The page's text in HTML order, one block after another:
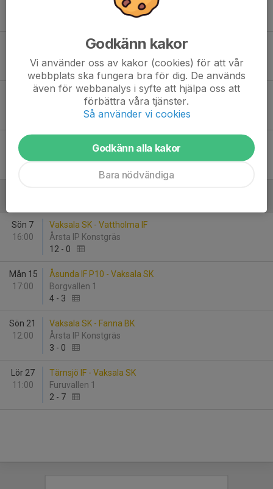
Skogsvallens IP 1 Storvreta
Gräsö Norrskedika IF - Vaksala SK
2 -5
Sön 24
Vaksala SK - Sigtuna IF FK
Sävja IP Konstgräs
Sön 31
13:45
Vaksala SK - Vaksala SK
Johannesbäckskolan Konstgräs
Sön 7
16:00
Vaksala SK - Vattholma IF
Årsta IP Konstgräs
12 - 0
Mån 15
17:00
Åsunda IF P10 - Vaksala SK
Borgvallen 1
4 - 3
Sön 21
12:00
Vaksala SK - Fanna BK
Årsta IP Konstgräs
3 - 0
Lör 27
11:00
Tärnsjö IF - Vaksala SK
Furuvallen 1
2 - 7
Godkänn kakor
Vi använder oss av kakor (cookies) för att vår
webbplats ska fungera bra för dig. De används
även för webbanalys i syfte att hjälpa oss att
förbättra våra tjänster.
Så använder vi cookies
Godkänn alla kakor
Bara nödvändiga